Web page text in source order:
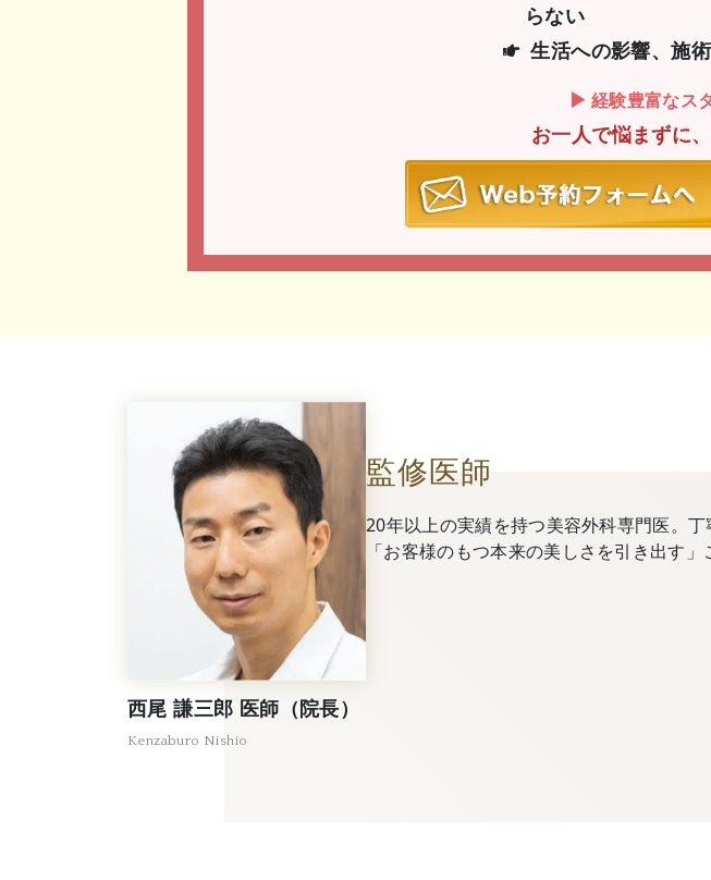
らない
生活への影響、施
経験豊富なス
お一人で悩まずに
監修医師
20年以上の実績を持つ美容外科専門医。
「お客様のもつ本来の美しさを引き出す
西尾 謙三郎 医師（院長）
Kenzaburo Nishio